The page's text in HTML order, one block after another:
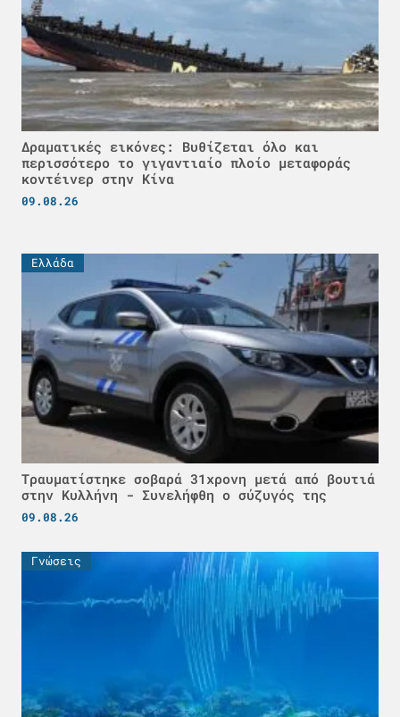
Δραματικές εικόνες: Βυθίζεται όλο και
περισσότερο το γιγαντιαίο πλοίο μεταφοράς
κοντέινερ στην Κίνα
09.08.26
Ελλάδα
Τραυματίστηκε σοβαρά 31χρονη μετά από βουτιά
στην Κυλλήνη - Συνελήφθη ο σύζυγός της
09.08.26
Γνώσεις